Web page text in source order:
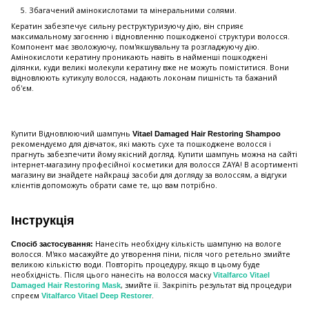
Збагачений амінокислотами та мінеральними солями.
Кератин забезпечує сильну реструктуризуючу дію, він сприяє
максимальному загоєнню і відновленню пошкодженої структури волосся.
Компонент має зволожуючу, пом'якшувальну та розгладжуючу дію.
Амінокислоти кератину проникають навіть в найменші пошкоджені
ділянки, куди великі молекули кератину вже не можуть поміститися. Вони
відновлюють кутикулу волосся, надають локонам пишність та бажаний
об'єм.
Купити Відновлюючий шампунь Vitael Damaged Hair Restoring Shampoo
рекомендуємо для дівчаток, які мають сухе та пошкоджене волосся і
прагнуть забезпечити йому якісний догляд. Купити шампунь можна на сайті
інтернет-магазину професійної косметики для волосся ZAYA! В асортименті
магазину ви знайдете найкращі засоби для догляду за волоссям, а відгуки
клієнтів допоможуть обрати саме те, що вам потрібно.
Інструкція
Спосіб застосування: Нанесіть необхідну кількість шампуню на вологе
волосся. М'яко масажуйте до утворення піни, після чого ретельно змийте
великою кількістю води. Повторіть процедуру, якщо в цьому буде
необхідність. Після цього нанесіть на волосся маскуVitalfarco Vitael
Damaged Hair Restoring Mask, змийте її. Закріпіть результат від процедури
спреєм Vitalfarco Vitael Deep Restorer.